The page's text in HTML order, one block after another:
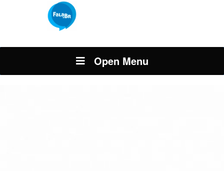
Open Menu